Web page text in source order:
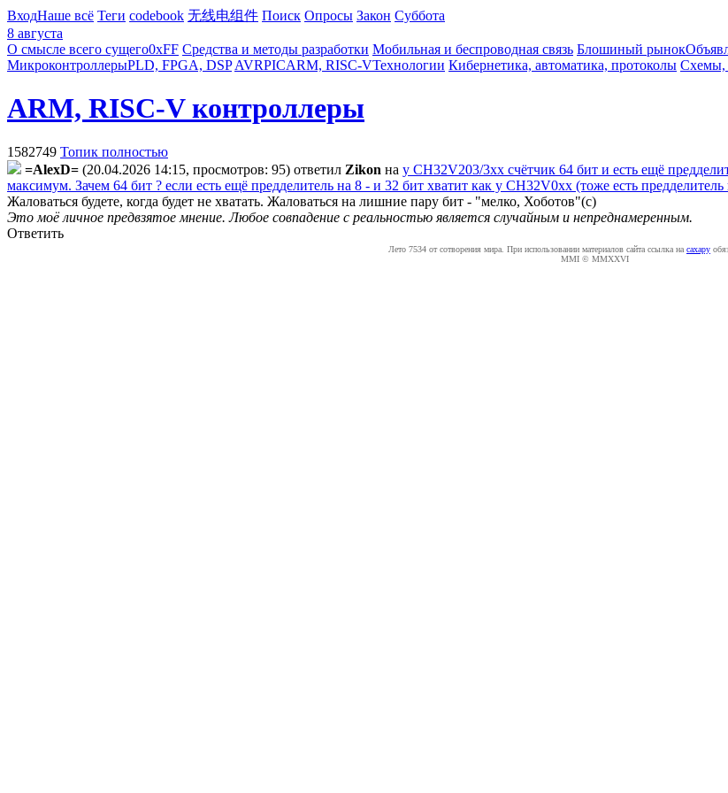
ВходНаше всё Теги codebook 无线电组件 Поиск Опросы Закон Суббота
8 августа
О смысле всего сущего0xFF Средства и методы разработки Мобильная и беспроводная связь Блошиный рынок
МикроконтроллерыPLD, FPGA, DSP AVRPICARM, RISC-VТехнологии Кибернетика, автоматика, протоколы Схемы,
ARM, RISC-V контроллеры
1582749 Топик полностью
=AlexD= (20.04.2026 14:15, просмотров: 95) ответил Zikon на у CH32V203/3xx счётчик 64 бит и есть ещё
максимум. Зачем 64 бит ? если есть ещё предделитель на 8 - и 32 бит хватит как у CH32V0xx (тоже есть предделитель
Жаловаться будете, когда будет не хватать. Жаловаться на лишние пару бит - "мелко, Хоботов"(с)
Это моё личное предвзятое мнение. Любое совпадение с реальностью является случайным и непреднамеренным.
Ответить
Лето 7534 от сотворения мира. При использовании материалов сайта ссылка на caxapу
MMI © MMXXVI